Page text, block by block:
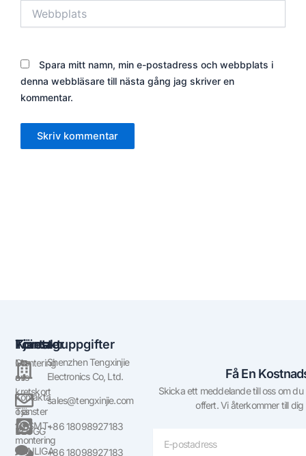
Spara mitt namn, min e-postadress och webbplats i
denna webbläsare till nästa gång jag skriver en
kommentar.
Företag
Om
oss
Kontakta
oss
BLOGG
VANLIGA
Tjänster
Montering
av
kretskort
Tjänster
för SMT-
montering
Kontaktuppgifter
Shenzhen Tengxinjie
Electronics Co, Ltd.
sales@tengxinjie.com
+86 18098927183
+86 18098927183
Få En
Skicka ett meddelande till oss om
offert. Vi återkommer till
post